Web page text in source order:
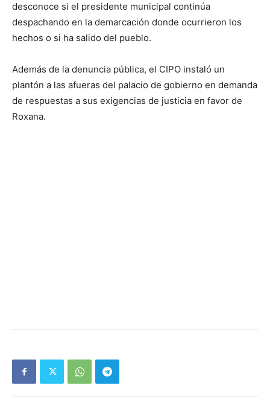
desconoce si el presidente municipal continúa
despachando en la demarcación donde ocurrieron los
hechos o si ha salido del pueblo.
Además de la denuncia pública, el CIPO instaló un
plantón a las afueras del palacio de gobierno en demanda
de respuestas a sus exigencias de justicia en favor de
Roxana.